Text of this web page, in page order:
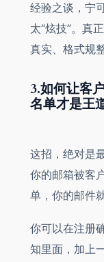
经验之谈，宁
太“炫技”。真
真实、格式规
3.如何让客
名单才是王
这招，绝对是
你的邮箱被客
单，你的邮件
你可以在注册
知里面，加上